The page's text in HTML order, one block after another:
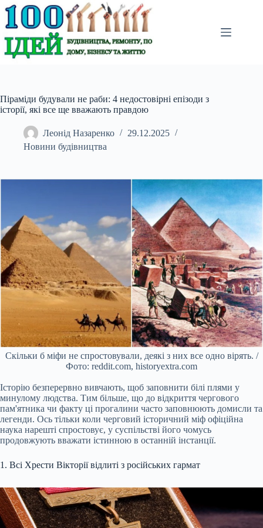
Перейти
до
вмісту
Піраміди будували не раби: 4 недостовірні епізоди з
історії, які все ще вважають правдою
Леонід Назаренко
29.12.2025
Новини будівництва
Скільки б міфи не спростовували, деякі з них все одно вірять. /
Фото: reddit.com, historyextra.com
Історію безперервно вивчають, щоб заповнити білі плями у
минулому людства. Тим більше, що до відкриття чергового
пам'ятника чи факту ці прогалини часто заповнюють домисли та
легенди. Ось тільки коли черговий історичний міф офіційна
наука нарешті спростовує, у суспільстві його чомусь
продовжують вважати істинною в останній інстанції.
1. Всі Хрести Вікторії відлиті з російських гармат